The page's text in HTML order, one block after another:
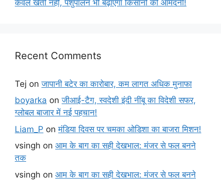
केवल खेती नहीं, पशुपालन भी बढ़ाएगा किसानों की आमदनी!
Recent Comments
Tej onजापानी बटेर का कारोबार, कम लागत अधिक मुनाफा
boyarka onजीआई-टैग, स्वदेशी इंदी नींबू का विदेशी सफर,
ग्लोबल बाजार में नई पहचान!
Liam_P onमंडिया दिवस पर चमका ओडिशा का बाजरा मिशन!
vsingh on आम के बाग का सही देखभाल: मंजर से फल बनने
तक
vsingh on आम के बाग का सही देखभाल: मंजर से फल बनने